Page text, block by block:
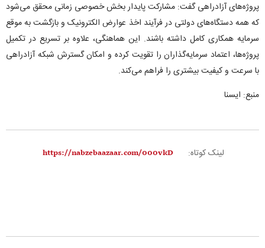
پروژه‌های آزادراهی گفت: مشارکت پایدار بخش خصوصی زمانی محقق می‌شود
که همه دستگاه‌های دولتی در فرآیند اخذ عوارض الکترونیک و بازگشت به موقع
سرمایه همکاری کامل داشته باشند. این هماهنگی، علاوه بر تسریع در تکمیل
پروژه‌ها، اعتماد سرمایه‌گذاران را تقویت کرده و امکان گسترش شبکه آزادراهی
با سرعت و کیفیت بیشتری را فراهم می‌کند.
منبع: ایسنا
لینک کوتاه: